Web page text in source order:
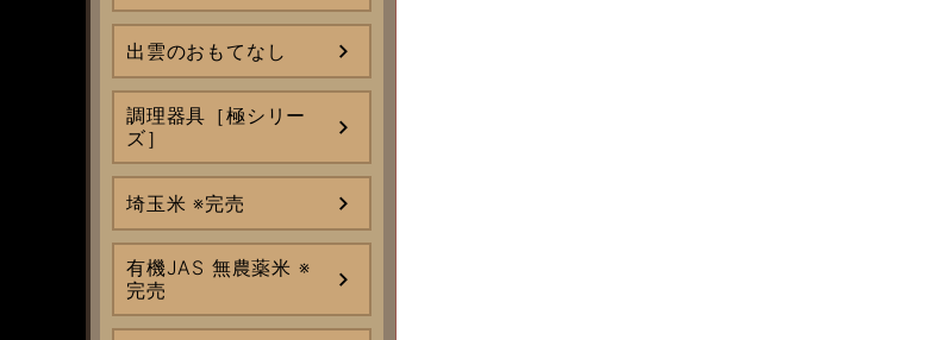
出雲のおもてなし
調理器具［極シリー
ズ］
埼玉米 ※完売
有機JAS 無農薬米 ※
完売